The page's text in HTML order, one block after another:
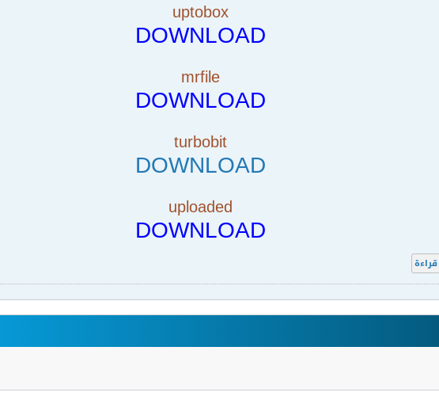
uptobox
DOWNLOAD
mrfile
DOWNLOAD
turbobit
DOWNLOAD
uploaded
DOWNLOAD
قراءة